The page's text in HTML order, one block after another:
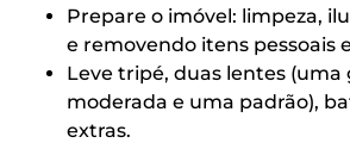
Prepare o imóvel: limpeza,
e removendo itens pessoais
Leve tripé, duas lentes
moderada e uma padrão),
extras.